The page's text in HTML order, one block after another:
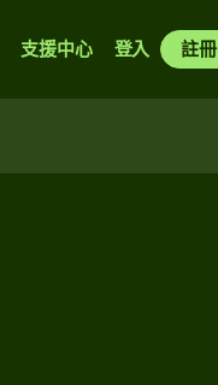
支援中心 登入 註冊